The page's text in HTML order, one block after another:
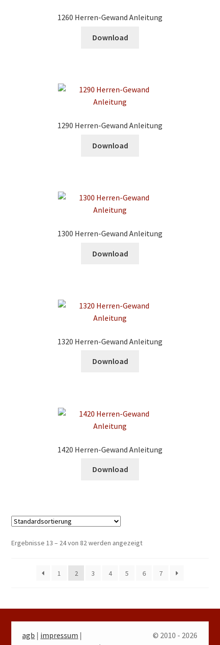
1260 Herren-Gewand Anleitung
Download
1290 Herren-Gewand Anleitung
Download
1300 Herren-Gewand Anleitung
Download
1320 Herren-Gewand Anleitung
Download
1420 Herren-Gewand Anleitung
Download
Ergebnisse 13 – 24 von 82 werden angezeigt
1 2 3 4 5 6 7
agb | impressum |
© 2010 - 2026